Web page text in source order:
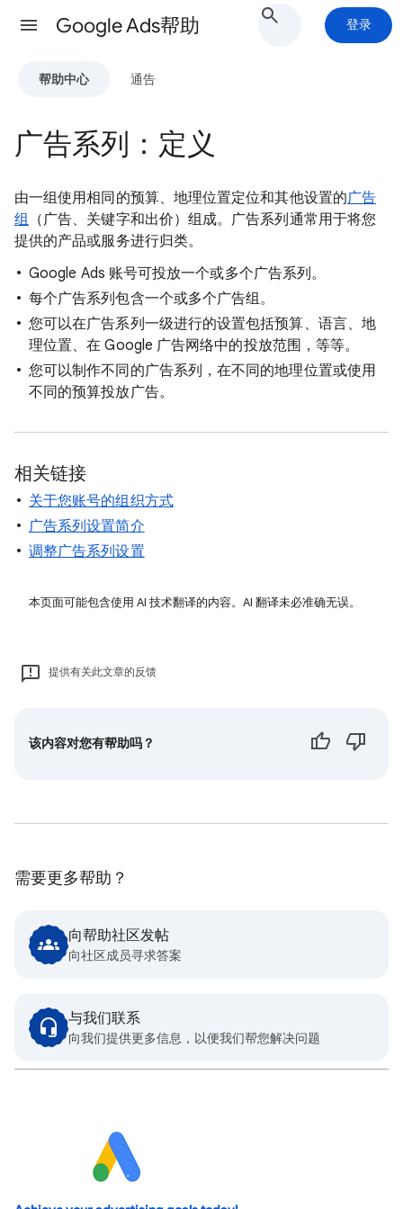
Google Ads帮助 登录
帮助中心 通告
广告系列：定义
由一组使用相同的预算、地理位置定位和其他设置的广告
组 （广告、关键字和出价）组成。广告系列通常用于将您
提供的产品或服务进行归类。
Google Ads 账号可投放一个或多个广告系列。
每个广告系列包含一个或多个广告组。
您可以在广告系列一级进行的设置包括预算、语言、地
理位置、在 Google 广告网络中的投放范围，等等。
您可以制作不同的广告系列，在不同的地理位置或使用
不同的预算投放广告。
相关链接
关于您账号的组织方式
广告系列设置简介
调整广告系列设置
本页面可能包含使用 AI 技术翻译的内容。AI 翻译未必准确无误。
提供有关此文章的反馈
该内容对您有帮助吗？
需要更多帮助？
向帮助社区发帖
向社区成员寻求答案
与我们联系
向我们提供更多信息，以便我们帮您解决问题